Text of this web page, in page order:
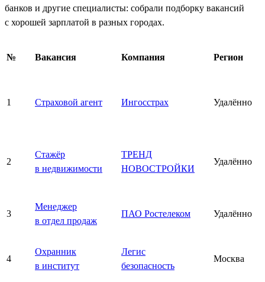
банков и другие специалисты: собрали подборку вакансий
с хорошей зарплатой в разных городах.
№ Вакансия Компания Регион
1 Страховой агент Ингосстрах Удалённо
2
Стажёр
в недвижимости
ТРЕНД
НОВОСТРОЙКИ
Удалённо
3
Менеджер
в отдел продаж
ПАО Ростелеком Удалённо
4
Охранник
в институт
Легис
безопасность
Москва